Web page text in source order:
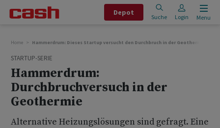
Depot
Suche Login Menu
Home Hammerdrum: Dieses Startup versucht den Durchbruch in der Geothermie
STARTUP-SERIE
Hammerdrum:
Durchbruchversuch in der
Geothermie
Alternative Heizungslösungen sind gefragt. Eine